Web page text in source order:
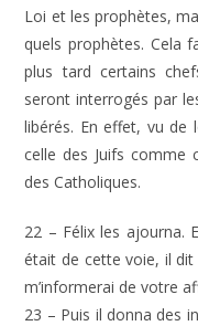
Loi et les prophètes,
quels prophètes. Cela
plus tard certains
seront interrogés par
libérés. En effet, vu de
celle des Juifs comme
des Catholiques.
22 – Félix les ajourna.
était de cette voie, il dit
m’informerai de votre
23 – Puis il donna des